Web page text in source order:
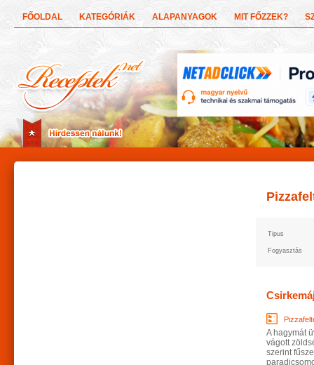
FŐOLDAL KATEGÓRIÁK ALAPANYAGOK MIT FŐZZEK?
Tipus
Fogyasztás
A hagymát
vágott
szerint